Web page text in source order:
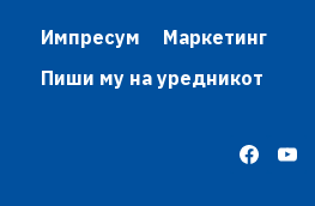
Импресум
Маркетинг
Пиши му на уредникот